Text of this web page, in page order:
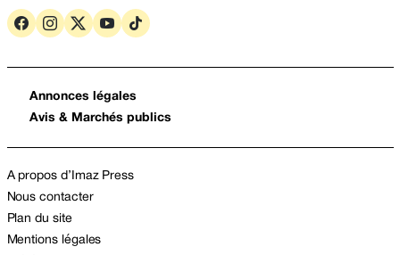
Annonces légales
Avis & Marchés publics
A propos d’Imaz Press
Nous contacter
Plan du site
Mentions légales